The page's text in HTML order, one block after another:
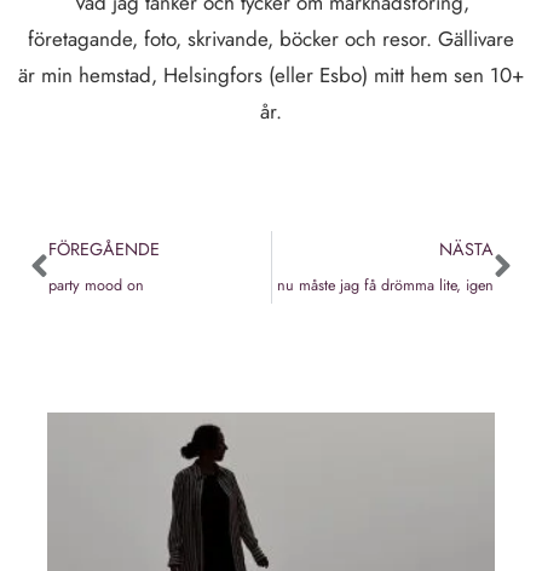
företagande, foto, skrivande, böcker och resor. Gällivare
är min hemstad, Helsingfors (eller Esbo) mitt hem sen 10+
år.
FÖREGÅENDE
party mood on
NÄSTA
nu måste jag få drömma lite, igen